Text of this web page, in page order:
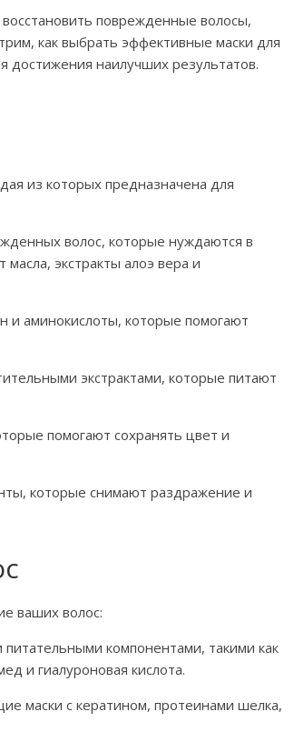
поврежденные волосы,
как выбрать эффективные маски для
достижения наилучших результатов.
из которых предназначена для
волос, которые нуждаются в
экстракты алоэ вера и
и аминокислоты, которые помогают
экстрактами, которые питают
помогают сохранять цвет и
которые снимают раздражение и
ваших волос:
компонентами, такими как
и гиалуроновая кислота.
маски с кератином, протеинами шелка,